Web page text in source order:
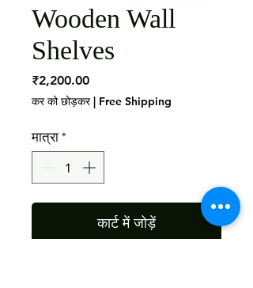
Wooden Wall
Shelves
₹2,200.00मूल्य
कर को छोड़कर| Free Shipping
मात्रा *
कार्ट में जोड़ें